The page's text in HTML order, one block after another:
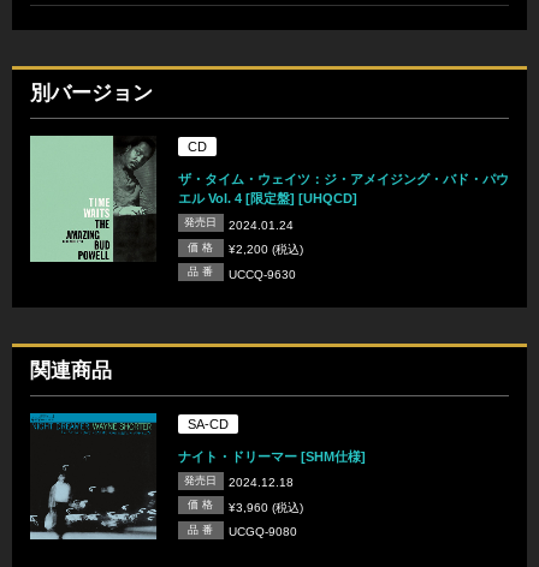
別バージョン
CD
ザ・タイム・ウェイツ：ジ・アメイジング・バド・パウ
エル Vol. 4 [限定盤] [UHQCD]
発売日 2024.01.24
価 格 ¥2,200 (税込)
品 番 UCCQ-9630
関連商品
SA-CD
ナイト・ドリーマー [SHM仕様]
発売日 2024.12.18
価 格 ¥3,960 (税込)
品 番 UCGQ-9080